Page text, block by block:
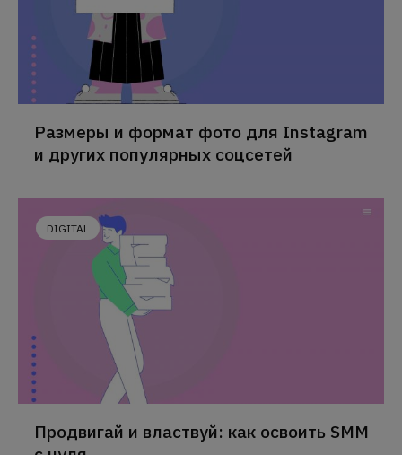
Размеры и формат фото для Instagram
и других популярных соцсетей
DIGITAL
Продвигай и властвуй: как освоить SMM